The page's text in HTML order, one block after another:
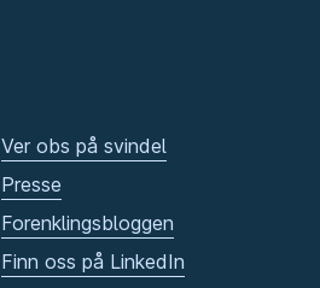
Ver obs på svindel
Presse
Forenklingsbloggen
Finn oss på LinkedIn